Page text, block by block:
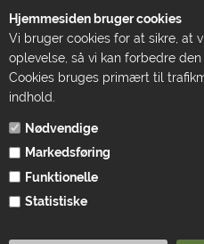
Hjemmesiden bruger cookies
Vi bruger cookies for at sikre, at
oplevelse, så vi kan forbedre
Cookies bruges primært til
indhold.
Nødvendige
Markedsføring
Funktionelle
Statistiske
Dine point udløber aldrig
Adgang til eksklusive
Bare ren forkælelse
TILMELD DIG HER